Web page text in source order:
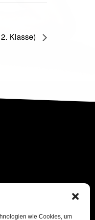
wie Cookies, um
Klasse)